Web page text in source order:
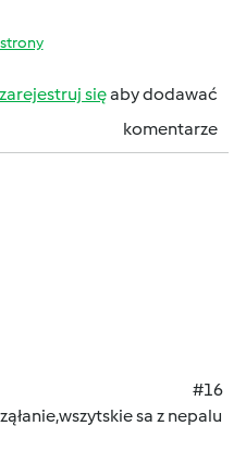
zarejestruj sięaby dodawać
komentarze
#16
sa z nepalu